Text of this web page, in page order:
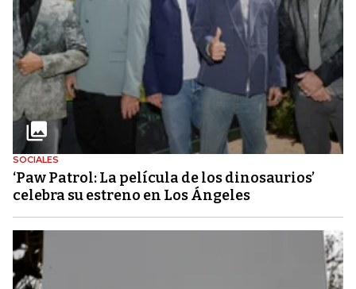
SOCIALES
‘Paw Patrol: La película de los dinosaurios’
celebra su estreno en Los Ángeles